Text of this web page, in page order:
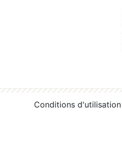
Conditions d'utilisation